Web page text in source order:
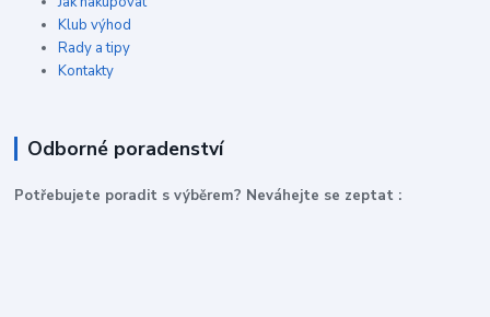
Klub výhod
Rady a tipy
Kontakty
Odborné poradenství
Potřebujete poradit s výběrem? Neváhejte se zeptat :